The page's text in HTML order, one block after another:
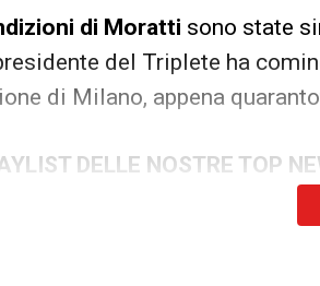
di Moratti sono state
del Triplete ha
di Milano, appena
DELLE NOSTRE TOP